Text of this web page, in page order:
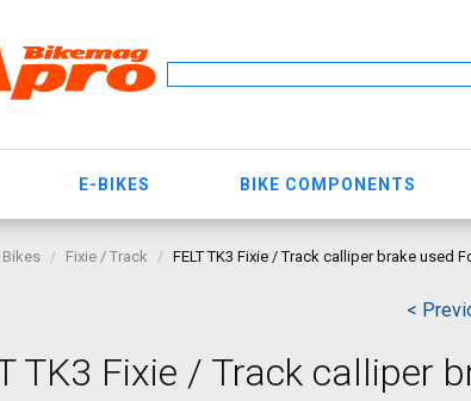
E-BIKES BIKE COMPONENTS
Bikes Fixie / Track FELT TK3 Fixie / Track calliper brake used
<
TK3 Fixie / Track calliper